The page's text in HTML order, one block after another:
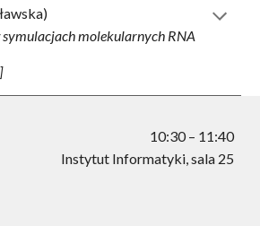
molekularnych RNA
]
10:30– 11:40
Instytut Informatyki, sala 25